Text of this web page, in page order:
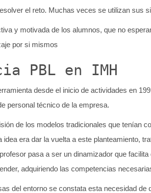
el reto. Muchas veces se utilizan sus
y motivada de los alumnos, que no
por si mismos
PBL en IMH
desde el inicio de actividades en
personal técnico de la empresa.
de los modelos tradicionales que tenían
idea era dar la vuelta a este planteamiento,
pasa a ser un dinamizador que
adquiriendo las competencias
del entorno se constata esta necesidad